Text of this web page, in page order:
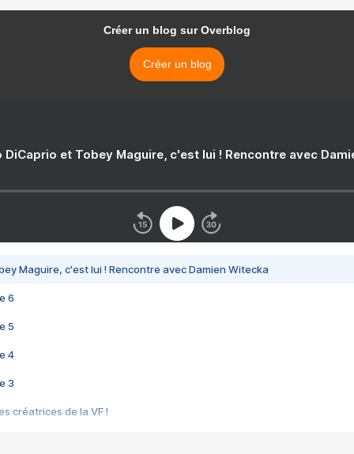
Créer un blog sur Overblog
Créer un blog
DiCaprio et Tobey Maguire, c'est lui ! Rencontre avec
Maguire, c'est lui ! Rencontre avec Damien Witecka
6
5
4
3
créatrices de la VF !